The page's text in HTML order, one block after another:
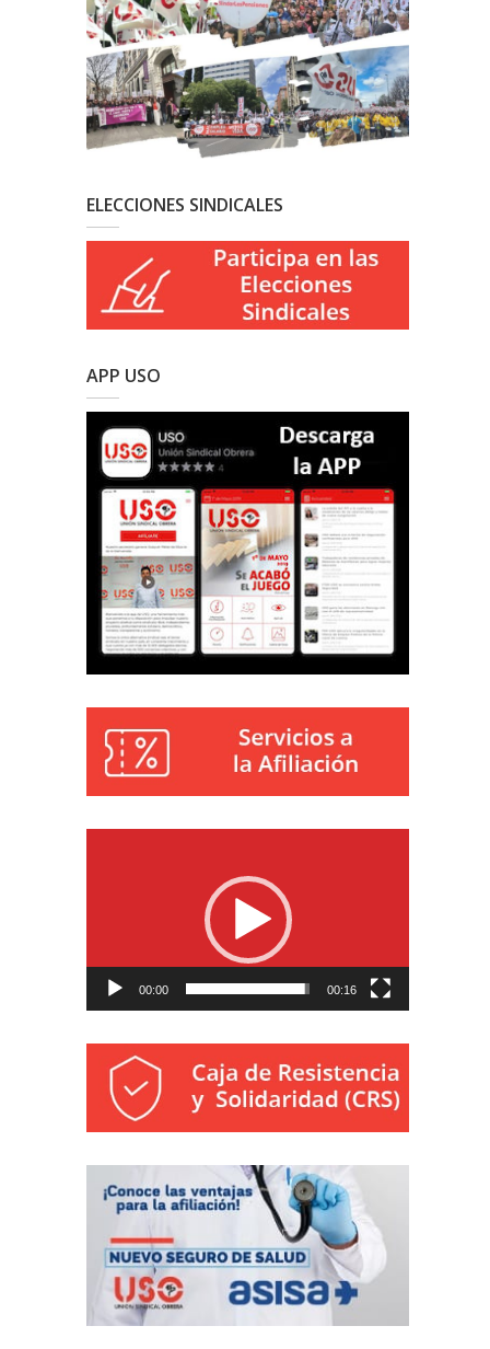
ELECCIONES SINDICALES
APP USO
00:00 00:16